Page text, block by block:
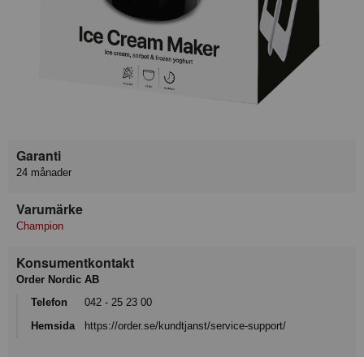
Garanti
24 månader
Varumärke
Champion
Konsumentkontakt
Order Nordic AB
Telefon
042 - 25 23 00
Hemsida
https://order.se/kundtjanst/service-support/